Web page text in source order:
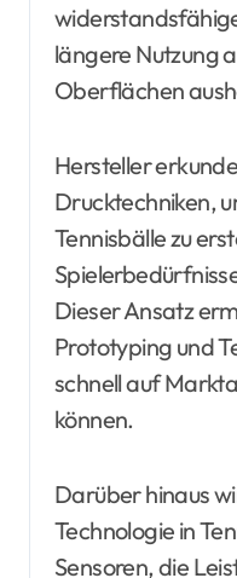
längere Nutzung
Oberflächen
Hersteller
Drucktechniken,
Tennisbälle zu
Dieser Ansatz
Prototyping und
schnell auf
können.
Darüber hinaus
Technologie in
Sensoren, die